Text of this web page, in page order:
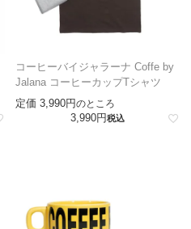
コーヒーバイジャラーナ Coffe by
Jalana コーヒーカップTシャツ
定価 3,990 のところ
3,990 税込